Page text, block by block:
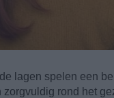
lagen spelen een
rond het